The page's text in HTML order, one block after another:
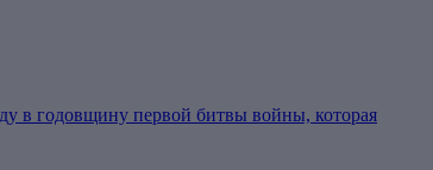
в годовщину первой битвы войны, которая